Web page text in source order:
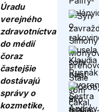
Úradu
verejného
zdravotníctva
do médií
čoraz
častejšie
dostávajú
správy o
kozmetike,